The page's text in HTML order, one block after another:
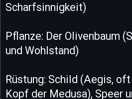
Scharfsinnigkeit)
Pflanze: Der Olivenbaum
und Wohlstand)
Rüstung: Schild (Aegis,
Kopf der Medusa), Speer